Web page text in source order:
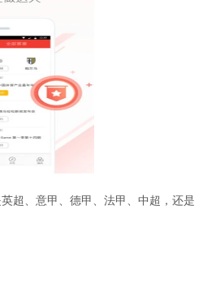
超、意甲、德甲、法甲、中超，还是